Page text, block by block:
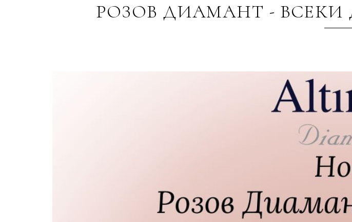
РОЗОВ ДИАМАНТ -